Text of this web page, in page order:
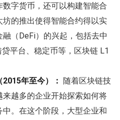
字货币，还可以构建智能合
的推出使得智能合约得以实
（DeFi）的兴起，包括去中
平台、稳定币等，区块链 L1
年至今）： 随着区块链技
越多的企业开始探索如何将
。在这个阶段，大型企业和